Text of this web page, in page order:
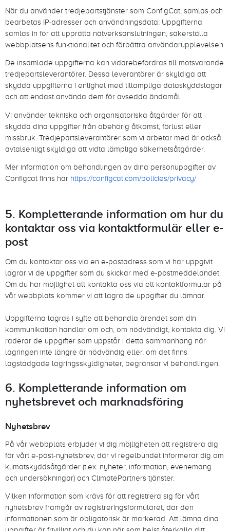
När du använder tredjepartstjänster som ConfigCat, samlas och
bearbetas IP-adresser och användningsdata. Uppgifterna
samlas in för att upprätta nätverksanslutningen, säkerställa
webbplatsens funktionalitet och förbättra användarupplevelsen.
De insamlade uppgifterna kan vidarebefordras till motsvarande
tredjepartsleverantörer. Dessa leverantörer är skyldiga att
skydda uppgifterna i enlighet med tillämpliga dataskyddslagar
och att endast använda dem för avsedda ändamål.
Vi använder tekniska och organisatoriska åtgärder för att
skydda dina uppgifter från obehörig åtkomst, förlust eller
missbruk. Tredjepartsleverantörer som vi arbetar med är också
avtalsenligt skyldiga att vidta lämpliga säkerhetsåtgärder.
Mer information om behandlingen av dina personuppgifter av
Configcat finns här https://configcat.com/policies/privacy/
5. Kompletterande information om hur du
kontaktar oss via kontaktformulär eller e-
post
Om du kontaktar oss via en e-postadress som vi har uppgivit
lagrar vi de uppgifter som du skickar med e-postmeddelandet.
Om du har möjlighet att kontakta oss via ett kontaktformulär på
vår webbplats kommer vi att lagra de uppgifter du lämnar.
Uppgifterna lagras i syfte att behandla ärendet som din
kommunikation handlar om och, om nödvändigt, kontakta dig. Vi
raderar de uppgifter som uppstår i detta sammanhang när
lagringen inte längre är nödvändig eller, om det finns
lagstadgade lagringsskyldigheter, begränsar vi behandlingen.
6. Kompletterande information om
nyhetsbrevet och marknadsföring
Nyhetsbrev
På vår webbplats erbjuder vi dig möjligheten att registrera dig
för vårt e-post-nyhetsbrev, där vi regelbundet informerar dig om
klimatskyddsåtgärder (t.ex. nyheter, information, evenemang
och undersökningar) och ClimatePartners tjänster.
Vilken information som krävs för att registrera sig för vårt
nyhetsbrev framgår av registreringsformuläret, där den
informationen som är obligatorisk är markerad. Att lämna dina